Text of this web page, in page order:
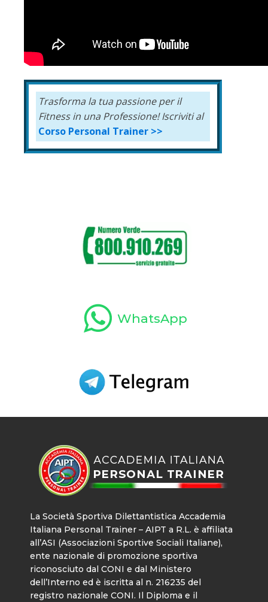
Trasforma la tua passione per il
Fitness in una Professione! Iscriviti al
Corso Personal Trainer >>
WhatsApp
La Società Sportiva Dilettantistica Accademia
Italiana Personal Trainer – AIPT a R.L. è affiliata
all’ASI (Associazioni Sportive Sociali Italiane),
ente nazionale di promozione sportiva
riconosciuto dal CONI e dal Ministero
dell’Interno ed è iscritta al n. 216235 del
registro nazionale CONI. Il Diploma e il